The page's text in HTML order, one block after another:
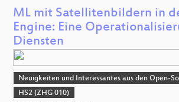
ML mit Satellitenbildern in
Engine: Eine
Diensten
Neuigkeiten und Interessantes aus den Open-
HS2 (ZHG 010)